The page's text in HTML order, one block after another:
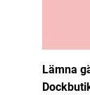
Lämna